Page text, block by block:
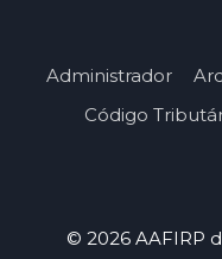
Administrador
Código
© 2026 AAFIRP